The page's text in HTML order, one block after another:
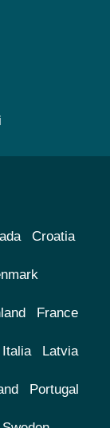
Croatia
France
Italia Latvia
Portugal